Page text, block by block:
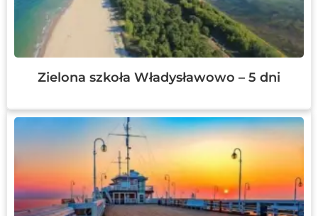
Zielona szkoła Władysławowo – 5 dni